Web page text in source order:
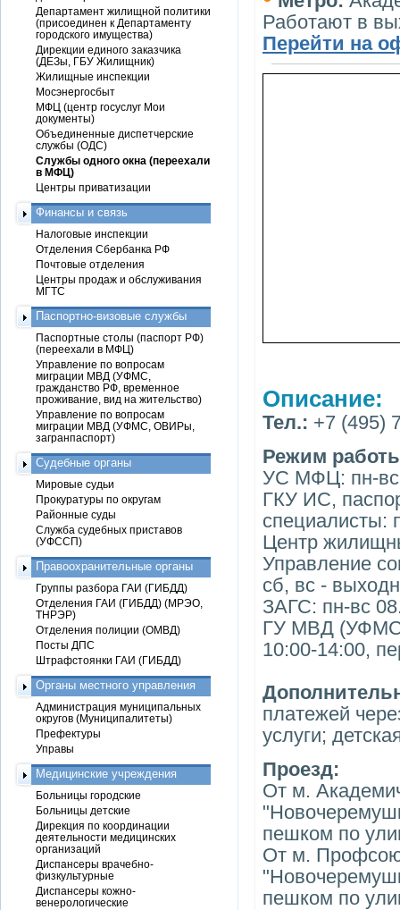
Работают в
Перейти на
Описание:
Тел.: +7 (495)
Режим
УС МФЦ: пн-вс
ГКУ ИС,
специалисты:
Центр
Управление
сб, вс -
ЗАГС: пн-вс
ГУ МВД (УФМС):
10:00-14:00,
платежей
услуги;
Проезд:
От м.
пешком по
От м.
пешком по
Департамент жилищной политики
(присоединен к Департаменту
городского имущества)
Дирекции единого заказчика
(ДЕЗы, ГБУ Жилищник)
Жилищные инспекции
Мосэнергосбыт
МФЦ (центр госуслуг Мои
документы)
Объединенные диспетчерские
службы (ОДС)
Службы одного окна (переехали
в МФЦ)
Центры приватизации
Финансы и связь
Налоговые инспекции
Отделения Сбербанка РФ
Почтовые отделения
Центры продаж и обслуживания
МГТС
Паспортно-визовые службы
Паспортные столы (паспорт РФ)
(переехали в МФЦ)
Управление по вопросам
миграции МВД (УФМС,
гражданство РФ, временное
проживание, вид на жительство)
Управление по вопросам
миграции МВД (УФМС, ОВИРы,
загранпаспорт)
Судебные органы
Мировые судьи
Прокуратуры по округам
Районные суды
Служба судебных приставов
(УФССП)
Правоохранительные органы
Группы разбора ГАИ (ГИБДД)
Отделения ГАИ (ГИБДД) (МРЭО,
ТНРЭР)
Отделения полиции (ОМВД)
Посты ДПС
Штрафстоянки ГАИ (ГИБДД)
Органы местного управления
Администрация муниципальных
округов (Муниципалитеты)
Префектуры
Управы
Медицинские учреждения
Больницы городские
Больницы детские
Дирекция по координации
деятельности медицинских
организаций
Диспансеры врачебно-
физкультурные
Диспансеры кожно-
венерологические